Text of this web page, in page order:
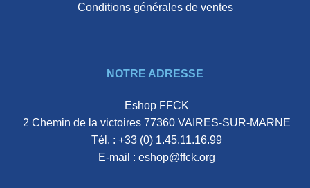
Conditions générales de ventes
NOTRE ADRESSE
Eshop FFCK
2 Chemin de la victoires 77360 VAIRES-SUR-MARNE
Tél. : +33 (0) 1.45.11.16.99
E-mail : eshop@ffck.org